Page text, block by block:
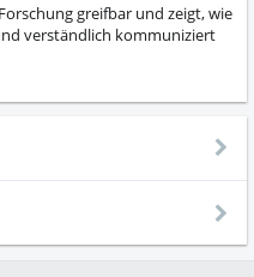
greifbar und zeigt, wie
verständlich kommuniziert